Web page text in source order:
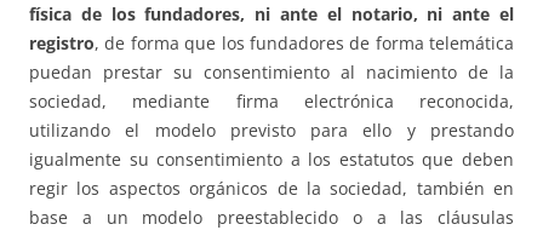
física de los fundadores, ni ante el notario, ni ante el
registro, de forma que los fundadores de forma telemática
puedan prestar su consentimiento al nacimiento de la
sociedad, mediante firma electrónica reconocida,
utilizando el modelo previsto para ello y prestando
igualmente su consentimiento a los estatutos que deben
regir los aspectos orgánicos de la sociedad, también en
base a un modelo preestablecido o a las cláusulas